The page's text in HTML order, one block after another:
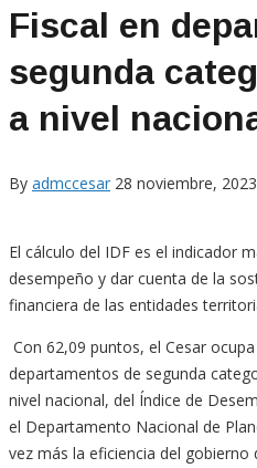
Fiscal en
segunda
a nivel
By admccesar 28 noviembre, 2023
El cálculo del IDF es el indicador
desempeño y dar cuenta de la
financiera de las entidades
Con 62,09 puntos, el Cesar
departamentos de segunda
nivel nacional, del Índice de
el Departamento Nacional de
vez más la eficiencia del